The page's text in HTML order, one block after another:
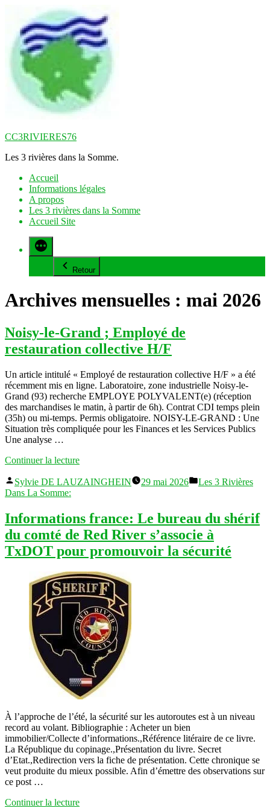
contenu
CC3RIVIERES76
Les 3 rivières dans la Somme.
Accueil
Informations légales
A propos
Les 3 rivières dans la Somme
Accueil Site
Retour
Archives mensuelles : mai 2026
Noisy-le-Grand ; Employé de
restauration collective H/F
Un article intitulé « Employé de restauration collective H/F » a été
récemment mis en ligne. Laboratoire, zone industrielle Noisy-le-
Grand (93) recherche EMPLOYE POLYVALENT(e) (réception
des marchandises le matin, à partir de 6h). Contrat CDI temps plein
(35h) ou mi-temps. Permis obligatoire. NOISY-LE-GRAND : Une
Situation très compliquée pour les Finances et les Services Publics
Une analyse …
Continuer la lecture« Noisy-
Grand
restauration
collective
Publié
par
Sylvie DE LAUZAINGHEIN 29 mai 2026
Publié
Les 3 Rivières
Dans La Somme:
Informations france: Le bureau du shérif
du comté de Red River s’associe à
TxDOT pour promouvoir la sécurité
À l’approche de l’été, la sécurité sur les autoroutes est à un niveau
record au volant. Bibliographie : Acheter un bien
immobilier/Collecte d’informations.,Référence litéraire de ce livre.
La République du copinage.,Présentation du livre. Secret
d’Etat.,Redirection vers la fiche de présentation. Cette chronique se
veut produite du mieux possible. Afin d’émettre des observations sur
ce post …
Continuer la lecture« Informations